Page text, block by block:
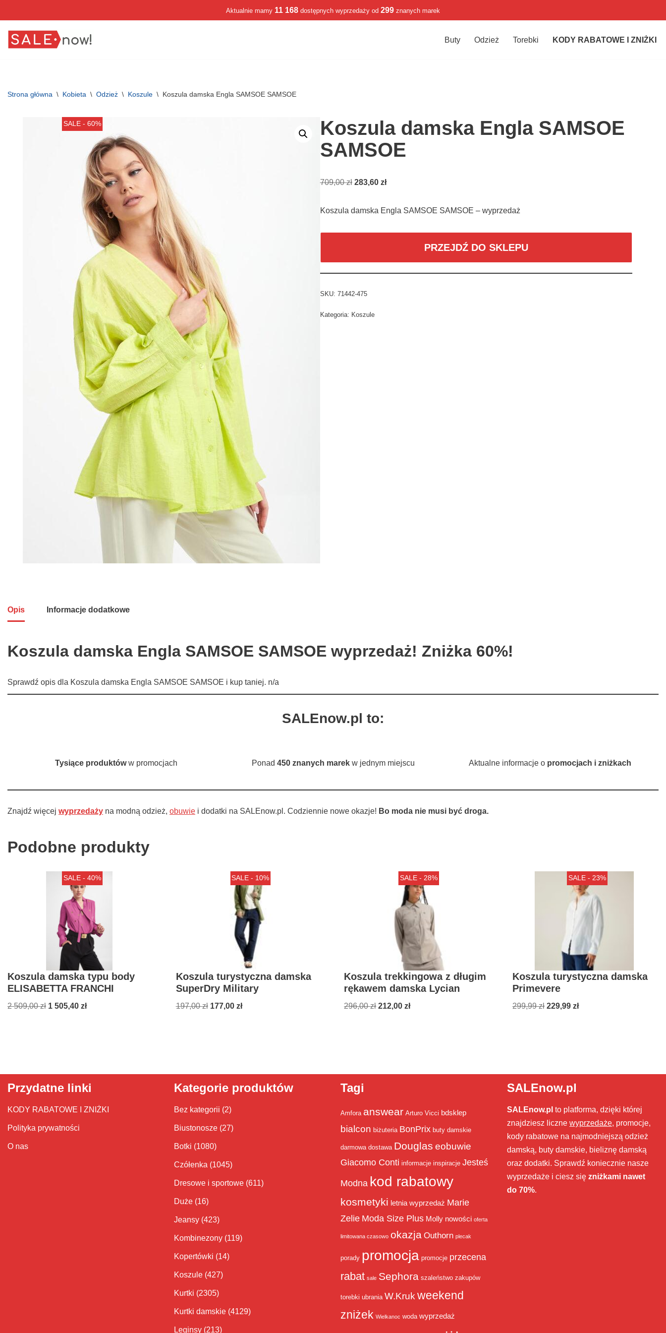
do
Aktualnie mamy 11 168 dostępnych wyprzedaży od 299 znanych marek
Buty Odzież Torebki KODY RABATOWE I ZNIŻKI
Strona główna \ Kobieta \ Odzież \ Koszule \ Koszula damska Engla SAMSOE SAMSOE
SALE - 60%
Koszula damska Engla SAMSOE
SAMSOE
709,00zł 283,60 zł
Koszula damska Engla SAMSOE SAMSOE – wyprzedaż
PRZEJDŹ DO SKLEPU
SKU: 71442-475
Kategoria: Koszule
Opis Informacje dodatkowe
Koszula damska Engla SAMSOE SAMSOE wyprzedaż! Zniżka 60%!
Sprawdź opis dla Koszula damska Engla SAMSOE SAMSOE i kup taniej. n/a
SALEnow.pl to:
Tysiące produktóww promocjach Ponad 450 znanych marekw jednym miejscu Aktualne informacje o promocjach i zniżkach
Znajdź więcej wyprzedaży na modną odzież, obuwie i dodatki na SALEnow.pl. Codziennie nowe okazje! Bo moda nie musi być droga.
Podobne produkty
SALE - 40%
Koszula damska typu body
ELISABETTA FRANCHI
2 509,00zł 1 505,40 zł
SALE - 10%
Koszula turystyczna damska
SuperDry Military
197,00zł 177,00 zł
SALE - 28%
Koszula trekkingowa z długim
rękawem damska Lycian
296,00zł 212,00zł
SALE - 23%
Koszula turystyczna damska
Primevere
299,99zł 229,99 zł
Przydatne linki
KODY RABATOWE I ZNIŻKI
Polityka prywatności
O nas
Kategorie produktów
Bez kategorii (2)
Biustonosze (27)
Botki (1080)
Czółenka (1045)
Dresowe i sportowe (611)
Duże (16)
Jeansy (423)
Kombinezony (119)
Kopertówki (14)
Koszule (427)
Kurtki (2305)
Kurtki damskie (4129)
Leginsy (213)
Tagi
Amfora answear Arturo Vicci bdsklep
bialcon biżuteria BonPrix buty damskie
darmowa dostawa Douglas eobuwie
Giacomo Conti informacje inspiracje Jesteś
Modna kod rabatowy
kosmetyki letnia wyprzedaż Marie
Zelie Moda Size Plus Molly nowości oferta
limitowana czasowo okazja Outhorn plecak
porady promocja promocje przecena
rabat sale Sephora szaleństwo zakupów
torebki ubrania W.Kruk weekend
zniżek Wielkanoc woda wyprzedaż
SALEnow.pl
SALEnow.pl to platforma, dzięki której
znajdziesz liczne wyprzedaże, promocje,
kody rabatowe na najmodniejszą odzież
damską, buty damskie, bieliznę damską
oraz dodatki. Sprawdź koniecznie nasze
wyprzedaże i ciesz się zniżkami nawet
do 70%.